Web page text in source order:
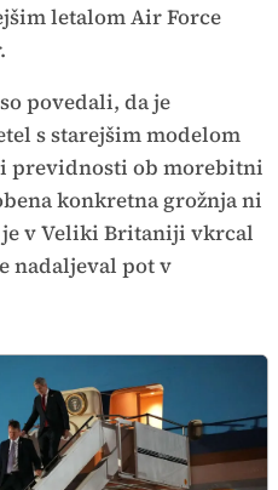
letalom Air Force
povedali, da je
s starejšim modelom
previdnosti ob morebitni
konkretna grožnja ni
je v Veliki Britaniji vkrcal
nadaljeval pot v